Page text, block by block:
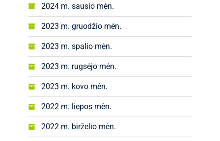
2024 m. sausio mėn.
2023 m. gruodžio mėn.
2023 m. spalio mėn.
2023 m. rugsėjo mėn.
2023 m. kovo mėn.
2022 m. liepos mėn.
2022 m. birželio mėn.